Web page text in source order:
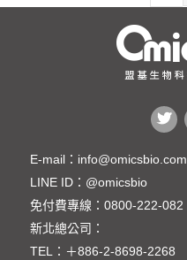
E-mail： info@omicsbio.com
LINE ID： @omicsbio
免付費專線： 0800-222-082
新北總公司：
TEL： ＋886-2-8698-2268